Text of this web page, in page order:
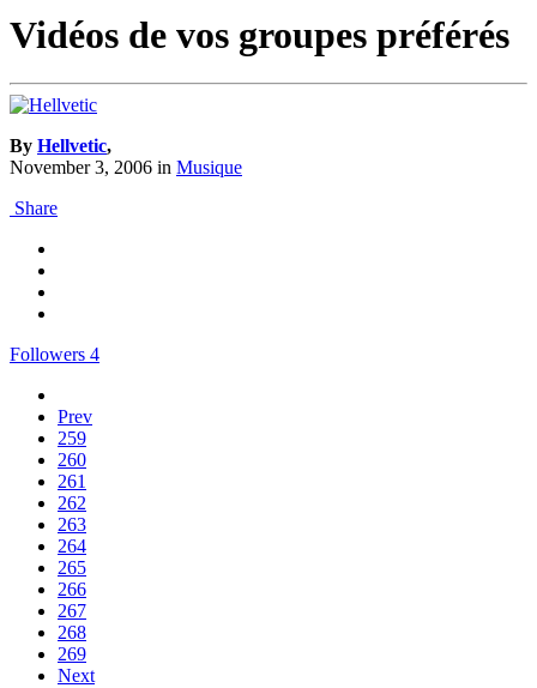
Vidéos de vos groupes préférés
By Hellvetic,
November 3, 2006 in Musique
Share
Followers 4
Prev
259
260
261
262
263
264
265
266
267
268
269
Next